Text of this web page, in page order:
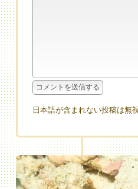
日本語が含まれない投稿は無